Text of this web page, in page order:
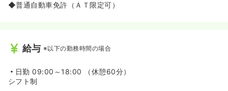
◆普通自動車免許（ＡＴ限定可）
給与 ※以下の勤務時間の場合
日勤 09:00～18:00 （休憩60分）
シフト制